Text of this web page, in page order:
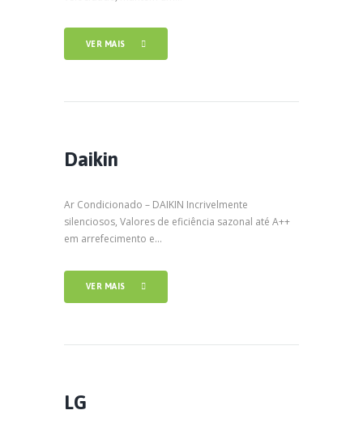
VER MAIS
Daikin
Ar Condicionado – DAIKIN Incrivelmente
silenciosos, Valores de eficiência sazonal até A++
em arrefecimento e...
VER MAIS
LG